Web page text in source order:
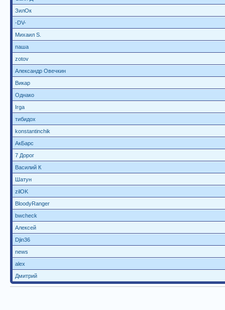
ЗилОк
-DV-
Михаил S.
паша
zotov
Александр Овечкин
Викар
Однако
Irga
тибидох
konstantinchik
АкБарс
7 Дорог
Василий К
Шатун
zilOK
BloodyRanger
bwcheck
Алексей
Djin36
news
alex
Дмитрий